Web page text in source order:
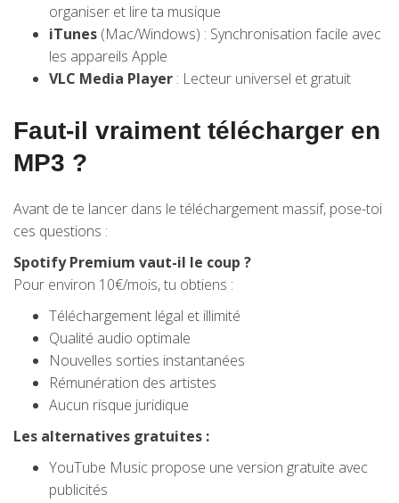
organiser et lire ta musique
iTunes (Mac/Windows) : Synchronisation facile avec
les appareils Apple
VLC Media Player : Lecteur universel et gratuit
Faut-il vraiment télécharger en
MP3 ?
Avant de te lancer dans le téléchargement massif, pose-toi
ces questions :
Spotify Premium vaut-il le coup ?
Pour environ 10€/mois, tu obtiens :
Téléchargement légal et illimité
Qualité audio optimale
Nouvelles sorties instantanées
Rémunération des artistes
Aucun risque juridique
Les alternatives gratuites :
YouTube Music propose une version gratuite avec
publicités